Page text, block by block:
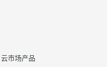
云市场产品